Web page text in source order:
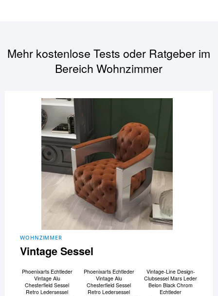
Mehr kostenlose Tests oder Ratgeber im
BereichWohnzimmer
WOHNZIMMER
Vintage Sessel
Phoenixarts Echtleder
Vintage Alu
Chesterfield Sessel
Retro Ledersessel
Phoenixarts Echtleder
Vintage Alu
Chesterfield Sessel
Retro Ledersessel
Vintage-Line Design-
Clubsessel Mars Leder
Belon Black Chrom
Echtleder